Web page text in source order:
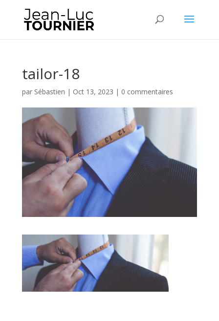
tailor-18
par Sébastien | Oct 13, 2023 | 0 commentaires